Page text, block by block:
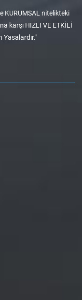
KURUMSAL nitelikteki
karşı HIZLI VE ETKİLİ
Yasalardır."